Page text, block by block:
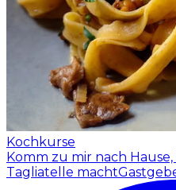
Kochkurse
Komm zu mir nach
Tagliatelle macht